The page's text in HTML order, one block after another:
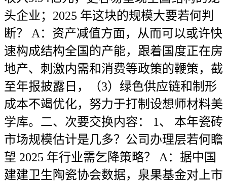
头企业；2025 年这块的规模大要若何判
断？ A：资产减值方面，从而可以或许快
速构成结构全国的产能，跟着国度正在房
地产、刺激内需和消费等政策的鞭策，截
至年报披露日，（3）绿色供应链和制形
成本不竭优化，努力于打制设想师材料美
学库。二、次要交换内容： 1、 本年瓷砖
市场规模估计是几多？公司办理层若何瞻
望 2025 年行业需乞降策略？ A：据中国
建建卫生陶瓷协会数据，泉果基金对上市